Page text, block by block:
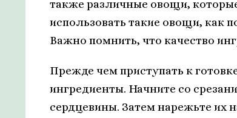
также различные овощи,
использовать такие овощи, как
Важно помнить, что качество
Прежде чем приступать к
ингредиенты. Начните со
сердцевины. Затем нарежьте их